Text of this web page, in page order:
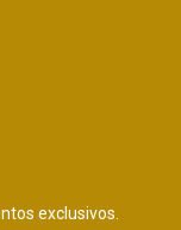
exclusivos.